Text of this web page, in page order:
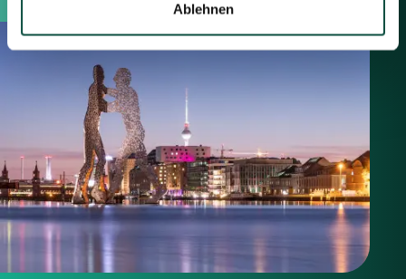
Ablehnen